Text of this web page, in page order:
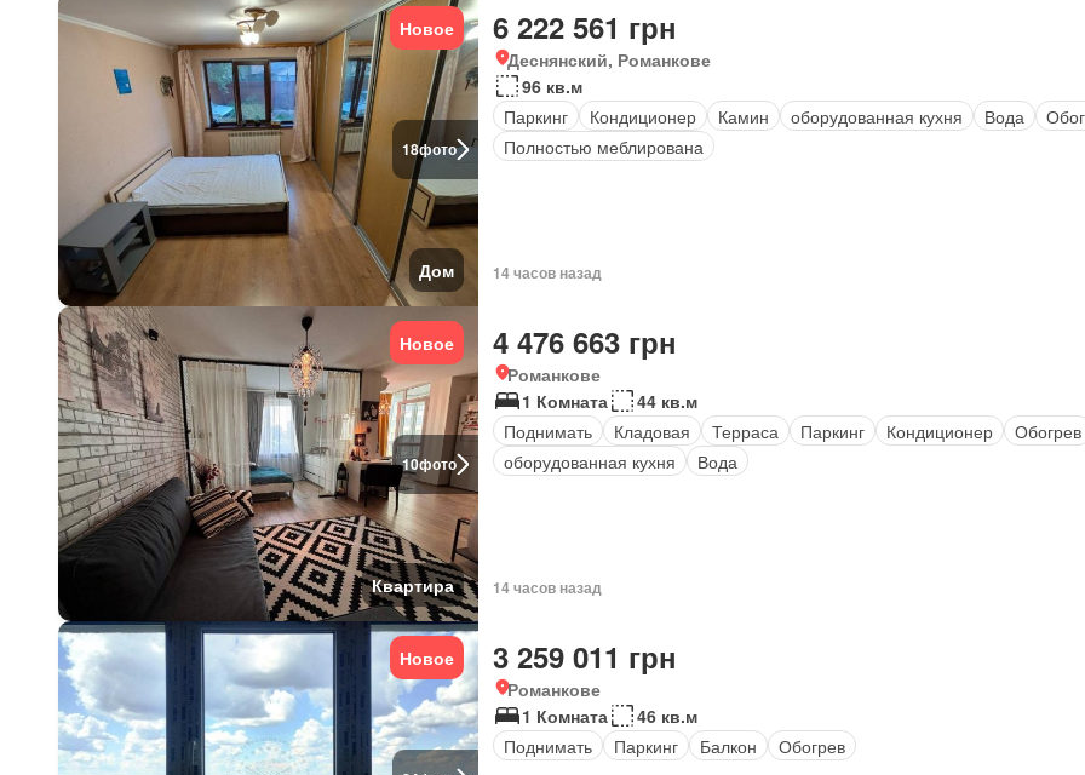
18фото
Новое
Дом
6 222 561 грн
Деснянский, Романкове
96 кв.м
Паркинг
Кондиционер Камин оборудованная кухня Вода
Полностью меблирована
14 часов назад
10фото
Новое
Квартира
4 476 663 грн
Романкове
1 Комната
44 кв.м
Поднимать
Кладовая Терраса Паркинг Кондиционер
Обогрев
оборудованная кухня
Вода
14 часов назад
Новое 3 259 011 грн
Романкове
1 Комната
46 кв.м
Поднимать
Паркинг Балкон Обогрев